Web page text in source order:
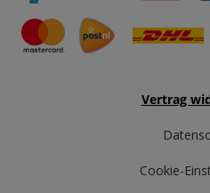
Vertrag
Cookie-